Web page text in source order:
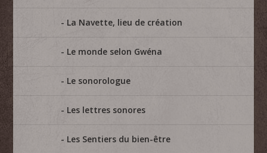
La Navette, lieu de création
Le monde selon Gwéna
Le sonorologue
Les lettres sonores
Les Sentiers du bien-être